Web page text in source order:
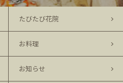
たびたび花院
お料理
お知らせ